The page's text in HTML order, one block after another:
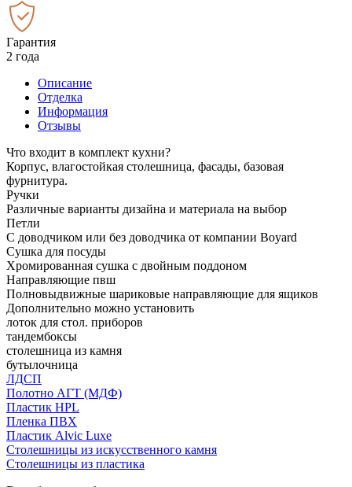
Гарантия
2 года
Описание
Отделка
Информация
Отзывы
Что входит в комплект кухни?
Корпус, влагостойкая столешница, фасады, базовая
фурнитура.
Ручки
Различные варианты дизайна и материала на выбор
Петли
С доводчиком или без доводчика от компании Boyard
Сушка для посуды
Хромированная сушка с двойным поддоном
Направляющие пвш
Полновыдвижные шариковые направляющие для ящиков
Дополнительно можно установить
лоток для стол. приборов
тандембоксы
столешница из камня
бутылочница
ЛДСП
Полотно АГТ (МДФ)
Пластик HPL
Пленка ПВХ
Пластик Alvic Luxe
Столешницы из искусственного камня
Столешницы из пластика